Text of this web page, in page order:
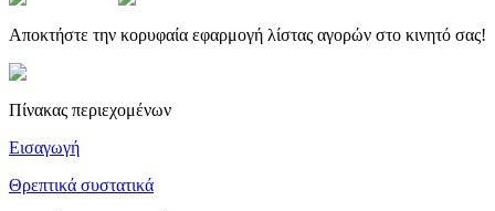
Αποκτήστε την κορυφαία εφαρμογή λίστας αγορών στο κινητό σας!
Πίνακας περιεχομένων
Εισαγωγή
Θρεπτικά συστατικά